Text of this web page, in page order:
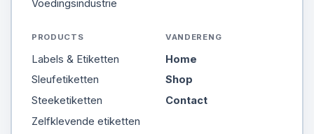
Voedingsindustrie
PRODUCTS
Labels & Etiketten
Sleufetiketten
Steeketiketten
Zelfklevende etiketten
VANDERENG
Home
Shop
Contact